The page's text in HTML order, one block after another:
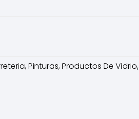
Pinturas, Productos De